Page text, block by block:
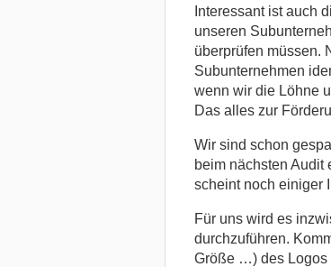
Interessant ist auch
unseren
überprüfen müssen.
Subunternehmen
wenn wir die Löhne
Das alles zur
Wir sind schon
beim nächsten Audit
scheint noch einiger
Für uns wird es
durchzuführen.
Größe …) des Logos